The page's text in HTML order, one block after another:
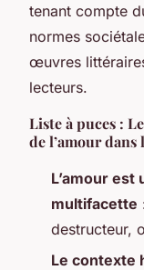
tenant compte
normes
œuvres
lecteurs.
Liste à puces :
de l’amour
L’amour
multifacette
destructeur,
Le contexte